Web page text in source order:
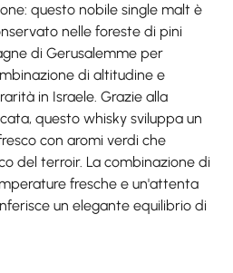
questo nobile single malt è
nelle foreste di pini
di Gerusalemme per
di altitudine e
in Israele. Grazie alla
questo whisky sviluppa un
con aromi verdi che
del terroir. La combinazione di
fresche e un'attenta
un elegante equilibrio di